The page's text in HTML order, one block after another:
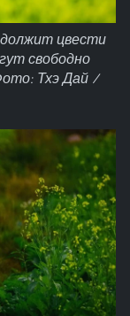
цвести
свободно
Тхэ Дай /